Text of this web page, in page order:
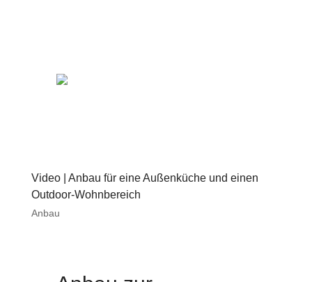
Video | Anbau für eine Außenküche und einen
Outdoor-Wohnbereich
Anbau